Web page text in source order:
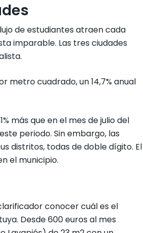
de estudiantes atraen cada
imparable. Las tres ciudades
metro cuadrado, un 14,7% anual
más que en el mes de julio del
periodo. Sin embargo, las
distritos, todas de doble dígito. El
el municipio.
conocer cuál es el
Desde 600 euros al mes